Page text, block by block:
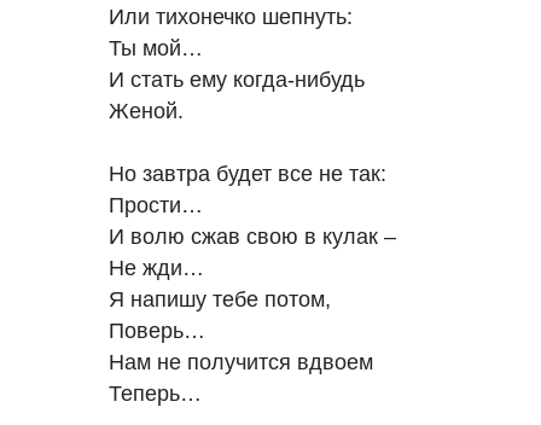
Или тихонечко шепнуть:
Ты мой…
И стать ему когда-нибудь
Женой.
Но завтра будет все не так:
Прости…
И волю сжав свою в кулак –
Не жди…
Я напишу тебе потом,
Поверь…
Нам не получится вдвоем
Теперь…